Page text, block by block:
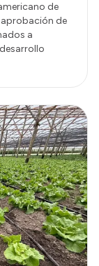
de
aprobación de
a